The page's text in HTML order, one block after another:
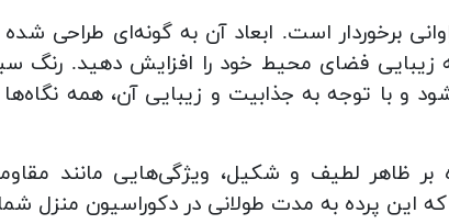
برخوردار است. ابعاد آن به گونه‌ای طراحی
زیبایی فضای محیط خود را افزایش دهید. رنگ
و با توجه به جذابیت و زیبایی آن، همه
ظاهر لطیف و شکیل، ویژگی‌هایی مانند
این پرده به مدت طولانی در دکوراسیون منزل شما